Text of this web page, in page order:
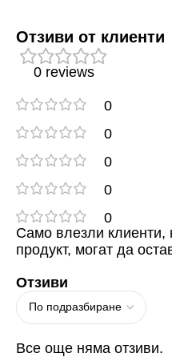
Отзиви от клиенти
0 reviews
0
0
0
0
0
Отзиви
Все още няма отзиви.
Само влезли клиенти,
продукт, могат да